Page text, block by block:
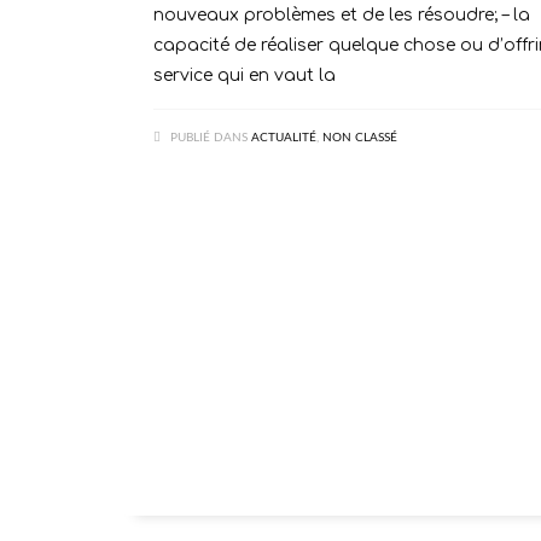
nouveaux problèmes et de les résoudre; – la
capacité de réaliser quelque chose ou
service qui en vaut la
PUBLIÉ DANS ACTUALITÉ, NON CLASSÉ